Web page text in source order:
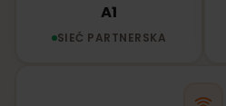
A1
SIEĆ PARTNERSKA